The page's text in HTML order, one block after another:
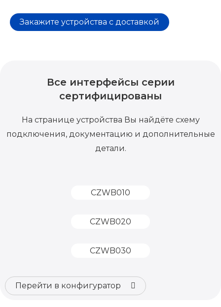
Закажите устройства с доставкой
Все интерфейсы серии
сертифицированы
На странице устройства Вы найдёте схему
подключения, документацию и дополнительные
детали.
CZWB010​
CZWB020​
CZWB030​
Перейти в конфигуратор